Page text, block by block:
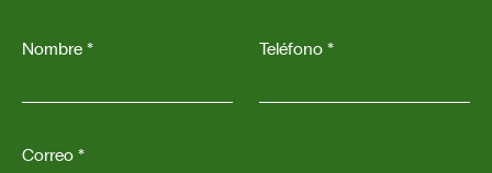
Nombre * Teléfono *
Correo *